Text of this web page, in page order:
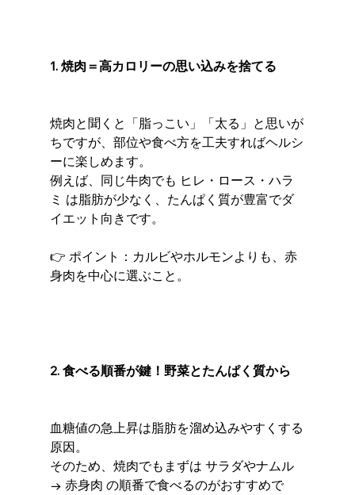
1. 焼肉＝高カロリーの思い込みを捨てる
焼肉と聞くと「脂っこい」「太る」と思いが
ちですが、部位や食べ方を工夫すればヘルシ
ーに楽しめます。
例えば、同じ牛肉でも ヒレ・ロース・ハラ
ミ は脂肪が少なく、たんぱく質が豊富でダ
イエット向きです。
👉 ポイント：カルビやホルモンよりも、赤
身肉を中心に選ぶこと。
2. 食べる順番が鍵！野菜とたんぱく質から
血糖値の急上昇は脂肪を溜め込みやすくする
原因。
そのため、焼肉でもまずは サラダやナムル
→ 赤身肉 の順番で食べるのがおすすめで